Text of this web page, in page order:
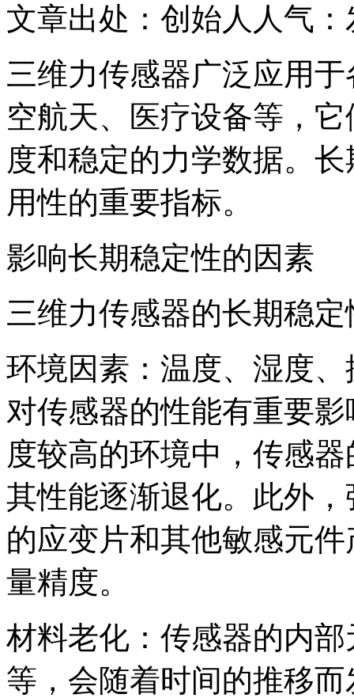
文章出处：创始人 人气：
三维力传感器广泛应用
空航天、医疗设备等，
度和稳定的力学数据。
用性的重要指标。
影响长期稳定性的因素
三维力传感器的长期稳
环境因素：温度、湿度
对传感器的性能有重要
度较高的环境中，传感
其性能逐渐退化。此外
的应变片和其他敏感元
量精度。
材料老化：传感器的内
等，会随着时间的推移